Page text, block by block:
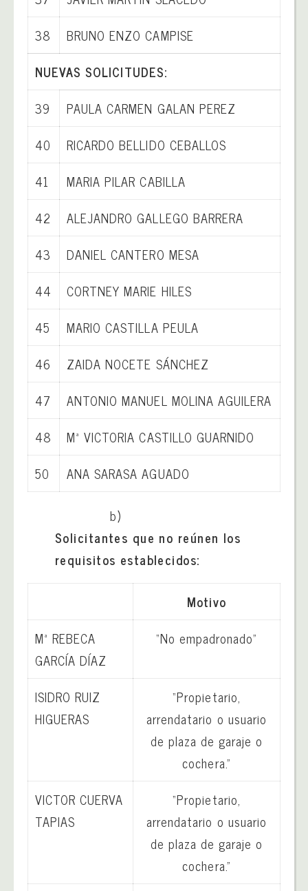
38
BRUNO ENZO CAMPISE
NUEVAS SOLICITUDES:
39
PAULA CARMEN GALAN PEREZ
40
RICARDO BELLIDO CEBALLOS
41
MARIA PILAR CABILLA
42
ALEJANDRO GALLEGO BARRERA
43
DANIEL CANTERO MESA
44
CORTNEY MARIE HILES
45
MARIO CASTILLA PEULA
46
ZAIDA NOCETE SÁNCHEZ
47
ANTONIO MANUEL MOLINA AGUILERA
48
Mª VICTORIA CASTILLO GUARNIDO
50
ANA SARASA AGUADO
b)
Solicitantes que no reúnen los
requisitos establecidos:
Motivo
Mª REBECA
GARCÍA DÍAZ
“No empadronado”
ISIDRO RUIZ
HIGUERAS
“Propietario,
arrendatario o usuario
de plaza de garaje o
cochera.”
VICTOR CUERVA
TAPIAS
“Propietario,
arrendatario o usuario
de plaza de garaje o
cochera.”